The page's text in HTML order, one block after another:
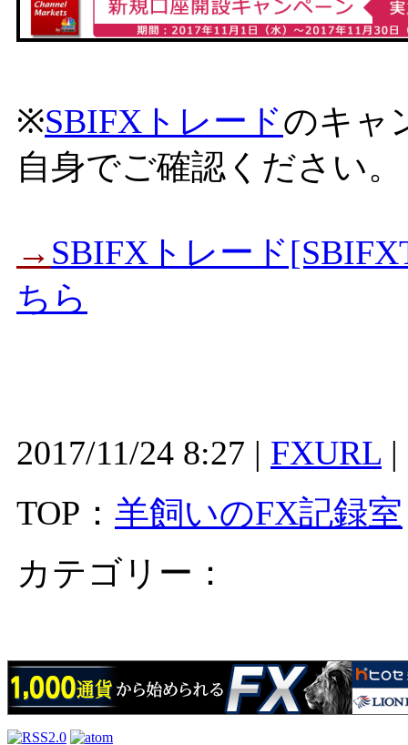
※SBIFXトレードのキャ
自身でご確認ください。
→ SBIFXトレード
ちら
2017/11/24 8:27 | FXURL
TOP： 羊飼いのFX記録室
カテゴリー：